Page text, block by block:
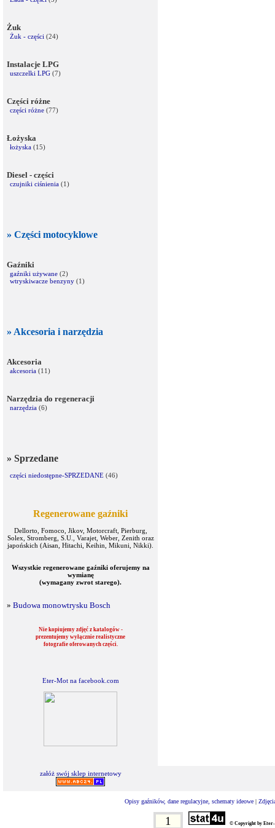
Żuk
Żuk - części (24)
Instalacje LPG
uszczelki LPG (7)
Części różne
części różne (77)
Łożyska
łożyska (15)
Diesel - części
czujniki ciśnienia (1)
» Części motocyklowe
Gaźniki
gaźniki używane (2)
wtryskiwacze benzyny (1)
» Akcesoria i narzędzia
Akcesoria
akcesoria (11)
Narzędzia do regeneracji
narzędzia (6)
» Sprzedane
części niedostępne-SPRZEDANE (46)
Regenerowane gaźniki
Dellorto, Fomoco, Jikov, Motorcraft, Pierburg,
Solex, Stromberg, S.U., Varajet, Weber, Zenith oraz
japońskich (Aisan, Hitachi, Keihin, Mikuni, Nikki).
Wszystkie regenerowane gaźniki oferujemy na
wymianę
(wymagany zwrot starego).
» Budowa monowtrysku Bosch
Nie kopiujemy zdjęć z katalogów -
prezentujemy wyłącznie realistyczne
fotografie oferowanych części.
Eter-Mot na facebook.com
załóż swój sklep internetowy
Opisy gaźników, dane regulacyjne, schematy ideowe |
1 © Copyright by